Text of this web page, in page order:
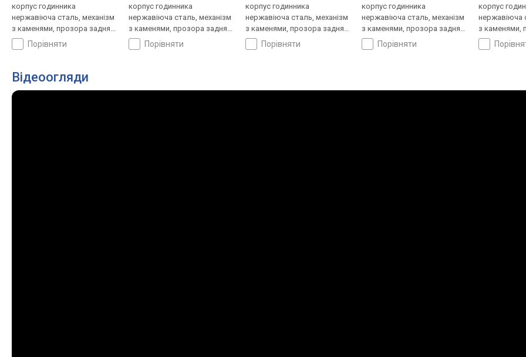
корпус годинника
нержавіюча сталь, механізм
з каменями, прозора задня
кришка, ремінець: браслет
сталь, WR 100, Японія
порівняти
корпус годинника
нержавіюча сталь, механізм
з каменями, прозора задня
кришка, ремінець: браслет
сталь, WR 100, Японія
порівняти
корпус годинника
нержавіюча сталь, механізм
з каменями, прозора задня
кришка, ремінець: браслет
сталь, WR 100, Японія
порівняти
корпус годинника
нержавіюча сталь, механізм
з каменями, прозора задня
кришка, ремінець: браслет
сталь, WR 100, Японія
порівняти
корпус
нержавіюча
з каменями,
кришка,
сталь, WR 50,
Відеоогляди